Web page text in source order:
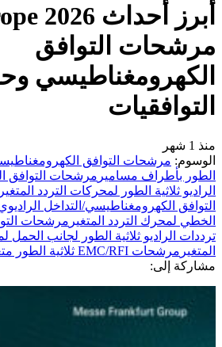
مرشحات التوافق
الكهرومغناطيسي
التوافقيات
منذ 1 شهر
الوسوم: مرشحات التوافق
الطور بأطراف مسامير مرشحات التوافق
الراديو ثلاثية الطور لمحركات التردد
التوافق الكهرومغناطيسي/التداخل
الخطي لمحرك التردد المتغير مرشحات
ترددات الراديو ثلاثية الطور لجانب الحمل
المتغير مرشحات EMC/RFI ثلاثية الطور متعددة الأغراض
مشاركة إلى: